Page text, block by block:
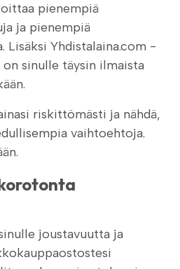
pienempiä
ja pienempiä
Lisäksi Yhdistalaina.com -
sinulle täysin ilmaista
riskittömästi ja nähdä,
vaihtoehtoja.
joustavuutta ja